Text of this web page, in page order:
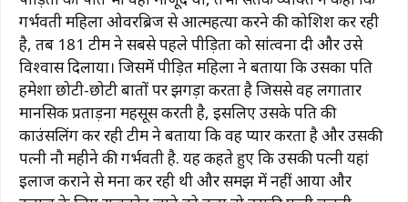
गर्भवती महिला ओवरब्रिज से आत्महत्या करने की कोशिश कर रही
है, तब 181 टीम ने सबसे पहले पीड़िता को सांत्वना दी और उसे
विश्वास दिलाया। जिसमें पीड़ित महिला ने बताया कि उसका पति
हमेशा छोटी-छोटी बातों पर झगड़ा करता है जिससे वह लगातार
मानसिक प्रताड़ना महसूस करती है, इसलिए उसके पति की
काउंसलिंग कर रही टीम ने बताया कि वह प्यार करता है और उसकी
पत्नी नौ महीने की गर्भवती है. यह कहते हुए कि उसकी पत्नी यहां
इलाज कराने से मना कर रही थी और समझ में नहीं आया और